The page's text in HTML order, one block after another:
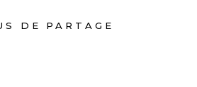
DE PARTAGE